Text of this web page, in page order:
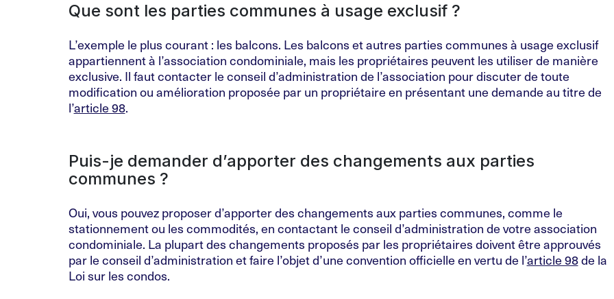
Que sont les parties communes à usage exclusif ?
L’exemple le plus courant : les balcons. Les balcons et autres parties communes à usage exclusif
appartiennent à l’association condominiale, mais les propriétaires peuvent les utiliser de manière
exclusive. Il faut contacter le conseil d’administration de l’association pour discuter de toute
modification ou amélioration proposée par un propriétaire en présentant une demande au titre de
l’article 98.
Puis-je demander d’apporter des changements aux parties
communes ?
Oui, vous pouvez proposer d’apporter des changements aux parties communes, comme le
stationnement ou les commodités, en contactant le conseil d’administration de votre association
condominiale. La plupart des changements proposés par les propriétaires doivent être approuvés
par le conseil d’administration et faire l’objet d’une convention officielle en vertu de l’article 98de la
Loi sur les condos.